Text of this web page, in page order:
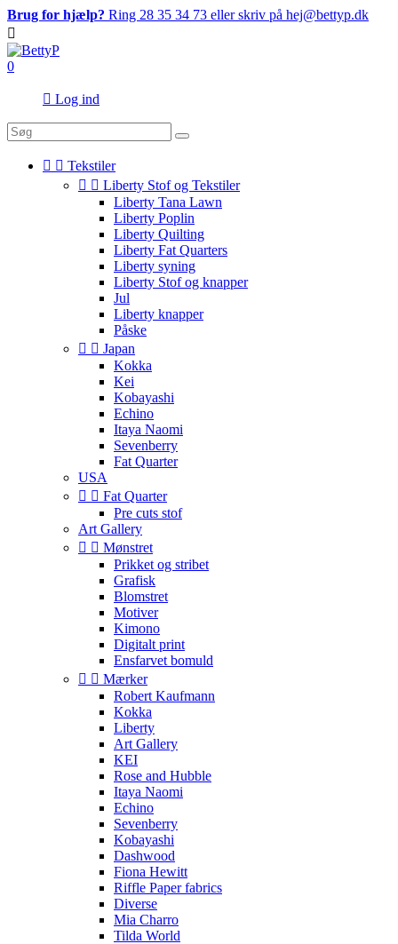
Brug for hjælp? Ring 28 35 34 73 eller skriv på hej@bettyp.dk

0
 Log ind
  Tekstiler
  Liberty Stof og Tekstiler
Liberty Tana Lawn
Liberty Poplin
Liberty Quilting
Liberty Fat Quarters
Liberty syning
Liberty Stof og knapper
Jul
Liberty knapper
Påske
  Japan
Kokka
Kei
Kobayashi
Echino
Itaya Naomi
Sevenberry
Fat Quarter
USA
  Fat Quarter
Pre cuts stof
Art Gallery
  Mønstret
Prikket og stribet
Grafisk
Blomstret
Motiver
Kimono
Digitalt print
Ensfarvet bomuld
  Mærker
Robert Kaufmann
Kokka
Liberty
Art Gallery
KEI
Rose and Hubble
Itaya Naomi
Echino
Sevenberry
Kobayashi
Dashwood
Fiona Hewitt
Riffle Paper fabrics
Diverse
Mia Charro
Tilda World